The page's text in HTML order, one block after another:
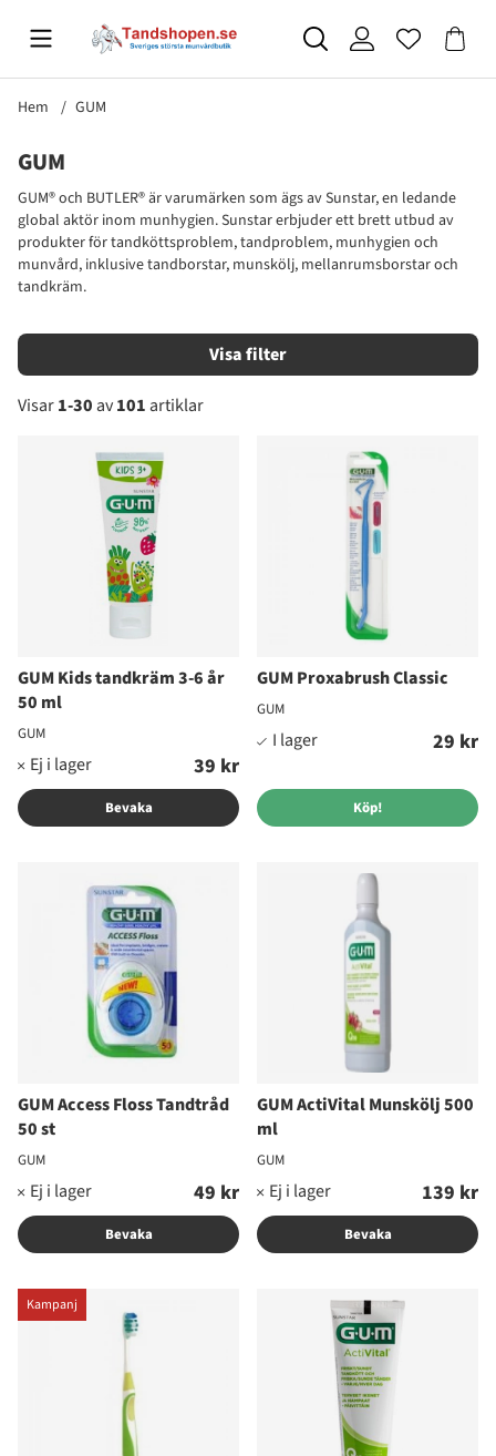
Hem GUM
GUM
GUM® och BUTLER® är varumärken som ägs av Sunstar, en ledande
global aktör inom munhygien. Sunstar erbjuder ett brett utbud av
produkter för tandköttsproblem, tandproblem, munhygien och
munvård, inklusive tandborstar, munskölj, mellanrumsborstar och
tandkräm.
Filtrera
Visar1-30 av101 artiklar
GUM Kids tandkräm 3-6 år
50 ml
GUM
39 kr
Bevaka
GUM Proxabrush Classic
GUM
29 kr
Köp!
GUM Access Floss Tandtråd
50 st
GUM
49 kr
Bevaka
GUM ActiVital Munskölj 500
ml
GUM
139 kr
Bevaka
Kampanj